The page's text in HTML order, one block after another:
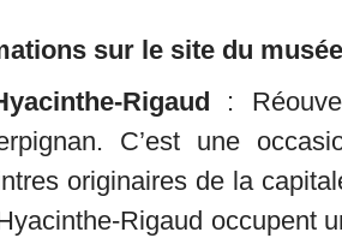
sur le site du musée
Rigaud :
C’est une
originaires de la
Rigaud occupent